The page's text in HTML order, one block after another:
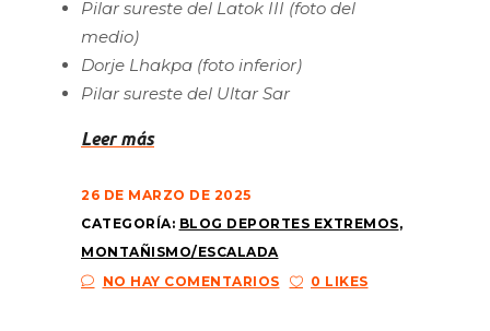
Pilar sureste del Latok III (foto del
medio)
Dorje Lhakpa (foto inferior)
Pilar sureste del Ultar Sar
Leer más
26 DE MARZO DE 2025
CATEGORÍA: BLOG DEPORTES EXTREMOS,
MONTAÑISMO/ESCALADA
NO HAY COMENTARIOS
0 LIKES